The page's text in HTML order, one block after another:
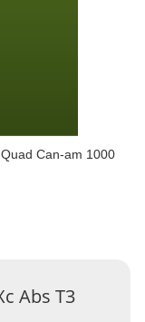
Can-am 1000
Abs T3